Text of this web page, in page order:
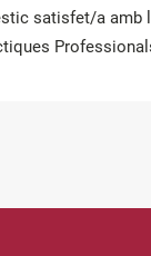
satisfet/a amb